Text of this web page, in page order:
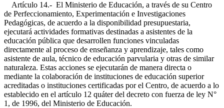
Artículo 14.- El Ministerio de Educación, a través de su Centro
de Perfeccionamiento, Experimentación e Investigaciones
Pedagógicas, de acuerdo a la disponibilidad presupuestaria,
ejecutará actividades formativas destinadas a asistentes de la
educación pública que desarrollen funciones vinculadas
directamente al proceso de enseñanza y aprendizaje, tales como
asistente de aula, técnico de educación parvularia y otras de similar
naturaleza. Estas acciones se ejecutarán de manera directa o
mediante la colaboración de instituciones de educación superior
acreditadas o instituciones certificadas por el Centro, de acuerdo a lo
establecido en el artículo 12 quáter del decreto con fuerza de ley N°
1, de 1996, del Ministerio de Educación.